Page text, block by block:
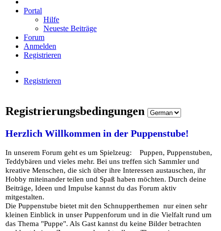
Portal
Hilfe
Neueste Beiträge
Forum
Anmelden
Registrieren
Registrieren
Registrierungsbedingungen
Herzlich Willkommen in der Puppenstube!
In unserem Forum geht es um Spielzeug:
Puppen, Puppenstuben,
Teddybären und vieles mehr. Bei uns treffen sich Sammler und
kreative Menschen, die sich über ihre Interessen austauschen, ihr
Hobby miteinander teilen und Spaß haben möchten. Durch deine
Beiträge, Ideen und Impulse kannst du das Forum aktiv
mitgestalten.
Die Puppenstube bietet mit den Schnupperthemen nur einen sehr
kleinen Einblick in unser Puppenforum und in die Vielfalt rund um
das Thema "Puppe". Als Gast kannst du keine Bilder betrachten